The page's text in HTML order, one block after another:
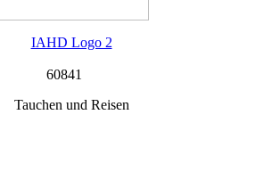
60841